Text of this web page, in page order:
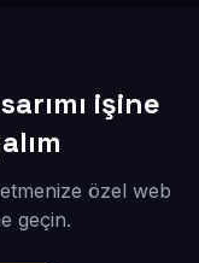
işine
özel web
geçin.